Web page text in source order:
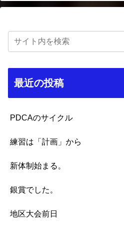
最近の投稿
PDCAのサイクル
練習は「計画」から
新体制始まる。
銀賞でした。
地区大会前日